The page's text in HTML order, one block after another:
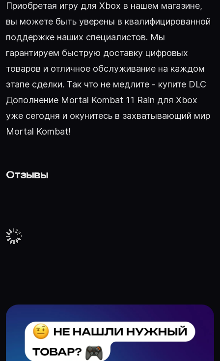
Приобретая игру для Xbox в нашем магазине,
вы можете быть уверены в квалифицированной
поддержке наших специалистов. Мы
гарантируем быструю доставку цифровых
товаров и отличное обслуживание на каждом
этапе сделки. Так что не медлите - купите DLC
Дополнение Mortal Kombat 11 Rain для Xbox
уже сегодня и окунитесь в захватывающий мир
Mortal Kombat!
Отзывы